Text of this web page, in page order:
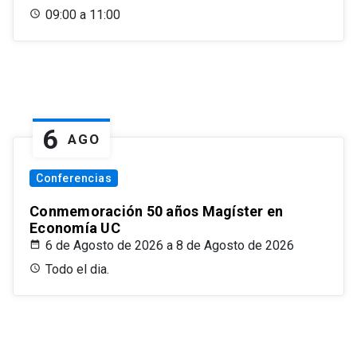
09:00 a 11:00
6 AGO
Conferencias
Conmemoración 50 años Magíster en
Economía UC
6 de Agosto de 2026 a 8 de Agosto de 2026
Todo el dia.